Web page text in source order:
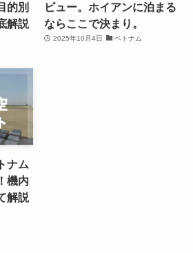
的別
解説
ビュー。ホイアンに泊まる
ならここで決まり。
2025年10月4日 ベトナム
ナム
機内
解説